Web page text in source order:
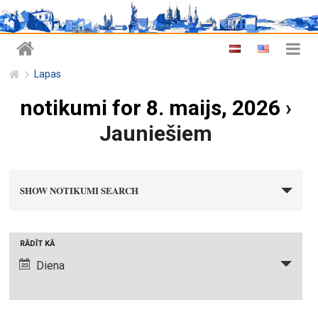
Lapas
notikumi for 8. maijs, 2026 ›
Jauniešiem
i
SHOW NOTIKUMI SEARCH
i
RĀDĪT KĀ
Diena